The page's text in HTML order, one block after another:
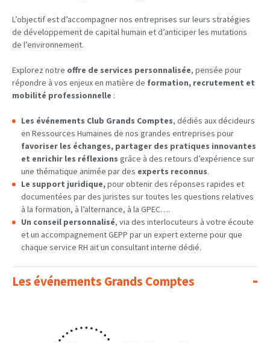
L’objectif est d’accompagner nos entreprises sur leurs stratégies
de développement de capital humain et d’anticiper les mutations
de l’environnement.
Explorez notre offre de services personnalisée, pensée pour
répondre à vos enjeux en matière de formation, recrutement et
mobilité professionnelle :
Les événements Club Grands Comptes, dédiés aux décideurs
en Ressources Humaines de nos grandes entreprises pour
favoriser les échanges, partager des pratiques innovantes
et enrichir les réflexions grâce à des retours d’expérience sur
une thématique animée par des experts reconnus.
Le support juridique,pour obtenir des réponses rapides et
documentées par des juristes sur toutes les questions relatives
à la formation, à l’alternance, à la GPEC….
Un conseil personnalisé, via des interlocuteurs à votre écoute
et un accompagnement GEPP par un expert externe pour que
chaque service RH ait un consultant interne dédié.
Les événements Grands Comptes